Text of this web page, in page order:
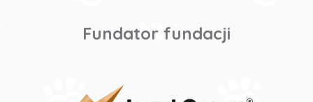
Fundator fundacji